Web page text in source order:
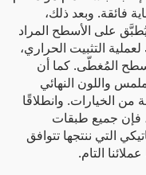
فائقة. وبعد ذلك،
على الأسطح المراد
التثبيت الحراري،
المُغطّى. كما أن
واللون النهائي
من الخيارات. وانطلاقًا
فإن جميع طبقات
التي ننتجها تتوافق
التام.